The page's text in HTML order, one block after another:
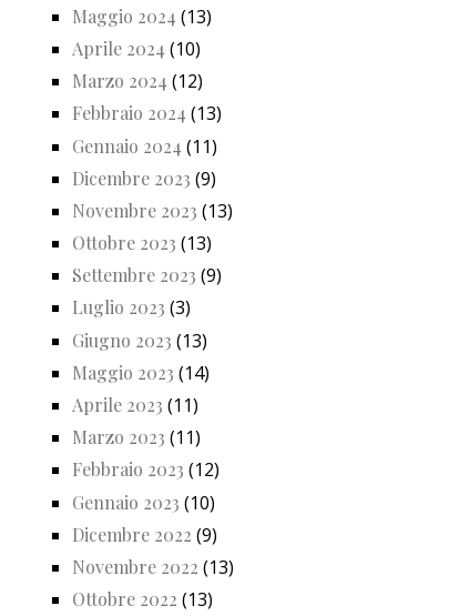
Maggio 2024 (13)
Aprile 2024 (10)
Marzo 2024 (12)
Febbraio 2024 (13)
Gennaio 2024 (11)
Dicembre 2023 (9)
Novembre 2023 (13)
Ottobre 2023 (13)
Settembre 2023 (9)
Luglio 2023 (3)
Giugno 2023 (13)
Maggio 2023 (14)
Aprile 2023 (11)
Marzo 2023 (11)
Febbraio 2023 (12)
Gennaio 2023 (10)
Dicembre 2022 (9)
Novembre 2022 (13)
Ottobre 2022 (13)